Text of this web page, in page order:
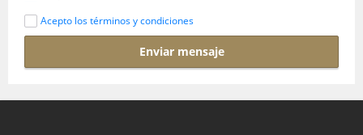
Acepto los términos y condiciones
Enviar mensaje